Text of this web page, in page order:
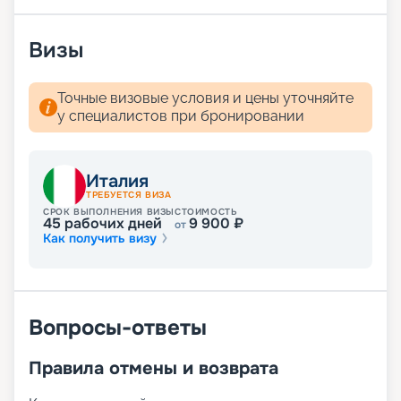
Визы
Точные визовые условия и цены уточняйте
у специалистов при бронировании
Италия
ТРЕБУЕТСЯ ВИЗА
СРОК ВЫПОЛНЕНИЯ ВИЗЫ
45 рабочих дней
СТОИМОСТЬ
от9 900 ₽
Как получить визу
Вопросы-ответы
Правила отмены и возврата